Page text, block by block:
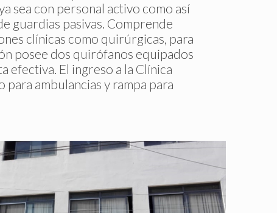
sea con personal activo como así
guardias pasivas. Comprende
clínicas como quirúrgicas, para
posee dos quirófanos equipados
efectiva. El ingreso a la Clínica
para ambulancias y rampa para